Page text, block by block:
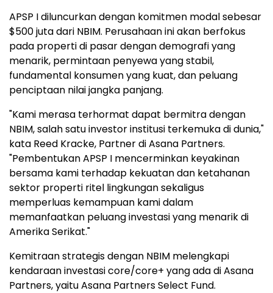
APSP I diluncurkan dengan komitmen modal sebesar
$500 juta dari NBIM. Perusahaan ini akan berfokus
pada properti di pasar dengan demografi yang
menarik, permintaan penyewa yang stabil,
fundamental konsumen yang kuat, dan peluang
penciptaan nilai jangka panjang.
"Kami merasa terhormat dapat bermitra dengan
NBIM, salah satu investor institusi terkemuka di dunia,"
kata Reed Kracke, Partner di Asana Partners.
"Pembentukan APSP I mencerminkan keyakinan
bersama kami terhadap kekuatan dan ketahanan
sektor properti ritel lingkungan sekaligus
memperluas kemampuan kami dalam
memanfaatkan peluang investasi yang menarik di
Amerika Serikat."
Kemitraan strategis dengan NBIM melengkapi
kendaraan investasi core/core+ yang ada di Asana
Partners, yaitu Asana Partners Select Fund.